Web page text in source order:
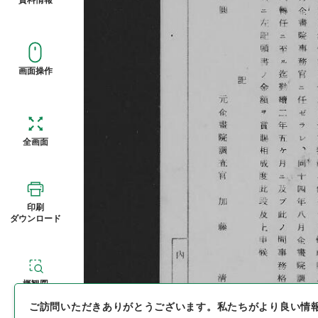
画面操作
全画面
印刷
ダウンロード
概観図
ご訪問いただきありがとうございます。 私たちがより良い情